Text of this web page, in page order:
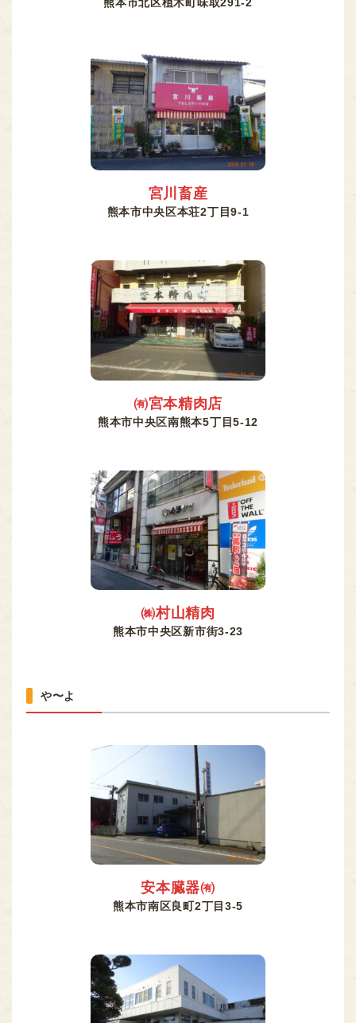
宮川畜産
熊本市中央区本荘2丁目9-1
㈲宮本精肉店
熊本市中央区南熊本5丁目5-12
㈱村山精肉
熊本市中央区新市街3-23
や〜よ
安本臓器㈲
熊本市南区良町2丁目3-5